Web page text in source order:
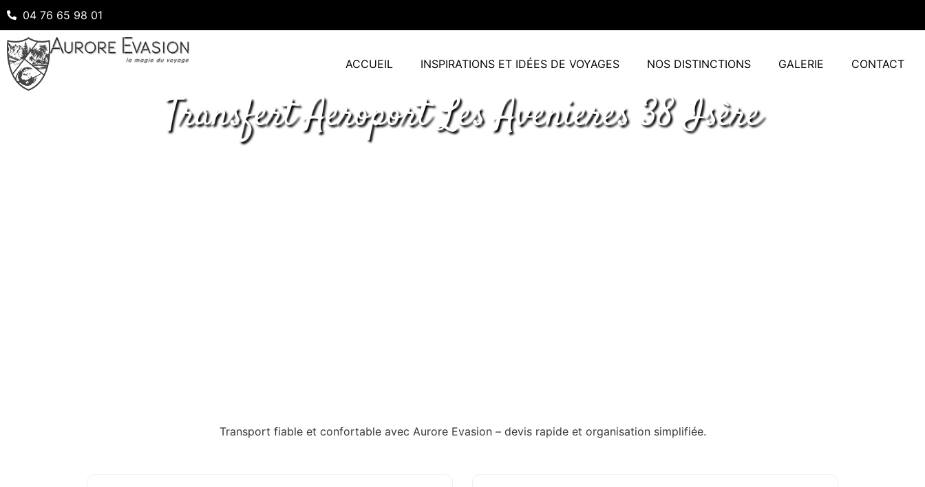
04 76 65 98 01
ACCUEIL INSPIRATIONS ET IDÉES DE VOYAGES NOS DISTINCTIONS GALERIE CONTACT
Transfert Aeroport Les Avenieres 38 Isère
Transport fiable et confortable avec Aurore Evasion – devis rapide et organisation simplifiée.